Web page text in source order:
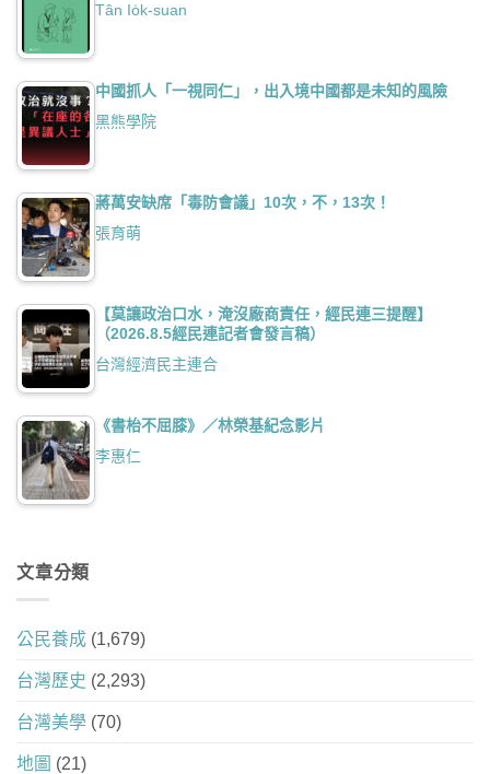
Tân Io̍k-suan
中國抓人「一視同仁」，出入境中國都是未知的風險
黑熊學院
蔣萬安缺席「毒防會議」10次，不，13次！
張育萌
【莫讓政治口水，淹沒廠商責任，經民連三提醒】
（2026.8.5經民連記者會發言稿）
台灣經濟民主連合
《書枱不屈膝》／林榮基紀念影片
李惠仁
文章分類
公民養成 (1,679)
台灣歷史 (2,293)
台灣美學 (70)
地圖 (21)